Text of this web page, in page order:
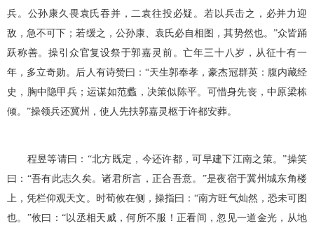
兵。公孙康久畏袁氏吞并，二袁往投必疑。若以兵击之，必并力迎
敌，急不可下；若缓之，公孙康、袁氏必自相图，其势然也。”众皆踊
跃称善。操引众官复设祭于郭嘉灵前。亡年三十八岁，从征十有一
年，多立奇勋。后人有诗赞曰：“天生郭奉孝，豪杰冠群英：腹内藏经
史，胸中隐甲兵；运谋如范蠡，决策似陈平。可惜身先丧，中原梁栋
倾。”操领兵还冀州，使人先扶郭嘉灵柩于许都安葬。
程昱等请曰：“北方既定，今还许都，可早建下江南之策。”操笑
曰：“吾有此志久矣。诸君所言，正合吾意。”是夜宿于冀州城东角楼
上，凭栏仰观天文。时荀攸在侧，操指曰：“南方旺气灿然，恐未可图
也。”攸曰：“以丞相天威，何所不服！正看间，忽见一道金光，从地